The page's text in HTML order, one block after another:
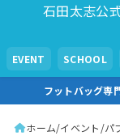
石田太志公
EVENT SCHOOL
フットバッグ専
ホーム イベント/パ